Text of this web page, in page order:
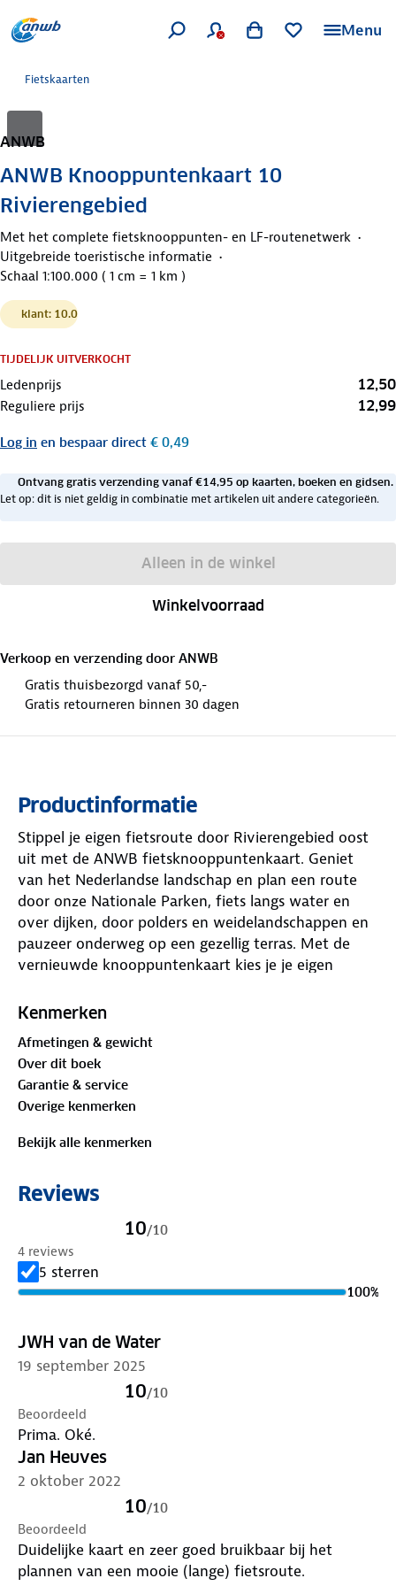
Menu
Fietskaarten
ANWB
ANWB Knooppuntenkaart 10
Rivierengebied
Met het complete fietsknooppunten- en LF-routenetwerk
Uitgebreide toeristische informatie
Schaal 1:100.000 ( 1 cm = 1 km )
klant: 10.0
TIJDELIJK UITVERKOCHT
Ledenprijs 12,50
Reguliere prijs 12,99
Log in en bespaar direct € 0,49
Ontvang gratis verzending vanaf €14,95 op kaarten, boeken en gidsen.
Let op: dit is niet geldig in combinatie met artikelen uit andere categorieën.
Alleen in de winkel
Winkelvoorraad
Verkoop en verzending door ANWB
Gratis thuisbezorgd vanaf 50,-
Gratis retourneren binnen 30 dagen
Productinformatie
Stippel je eigen fietsroute door Rivierengebied oost
uit met de ANWB fietsknooppuntenkaart. Geniet
van het Nederlandse landschap en plan een route
door onze Nationale Parken, fiets langs water en
over dijken, door polders en weidelandschappen en
pauzeer onderweg op een gezellig terras. Met de
vernieuwde knooppuntenkaart kies je je eigen
Fietsroutes), toeristische informatie, musea, horeca
Fietsknooppuntenkaarten.
Kenmerken
Afmetingen & gewicht
Over dit boek
Garantie & service
Overige kenmerken
Bekijk alle kenmerken
Reviews
10/10
4 reviews
5 sterren
100%
JWH van de Water
19 september 2025
10/10
Beoordeeld
Prima. Oké.
Jan Heuves
2 oktober 2022
10/10
Beoordeeld
Duidelijke kaart en zeer goed bruikbaar bij het
plannen van een mooie (lange) fietsroute.